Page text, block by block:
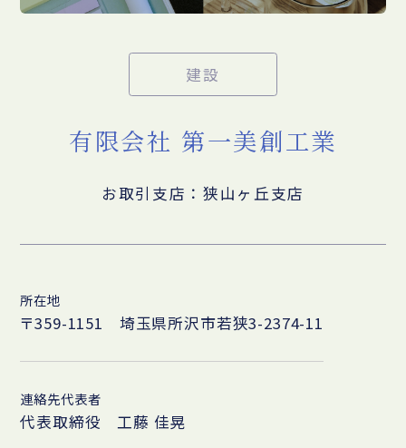
建設
有限会社 第一美創工業
お取引支店：狭山ヶ丘支店
所在地
〒359-1151 埼玉県所沢市若狭3-2374-11
連絡先代表者
代表取締役 工藤 佳晃